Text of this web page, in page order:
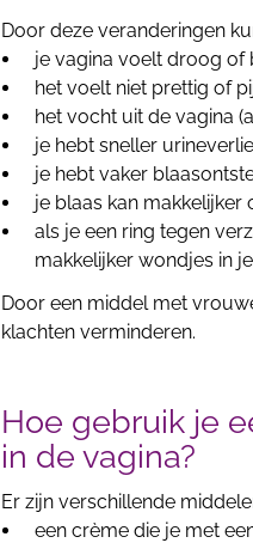
Door deze veranderingen
je vagina voelt droog of
het voelt niet prettig of
het vocht uit de vagina
je hebt sneller
je hebt vaker
je blaas kan
als je een ring tegen
makkelijker wondjes in
Door een middel met
klachten verminderen.
Hoe gebruik je
in de vagina?
Er zijn verschillende
een crème die je met